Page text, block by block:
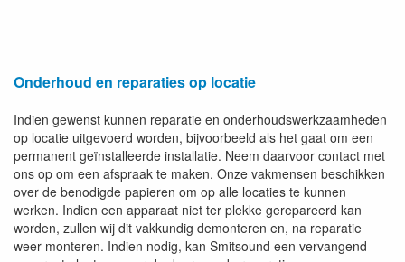
Onderhoud en reparaties op locatie
Indien gewenst kunnen reparatie en onderhoudswerkzaamheden
op locatie uitgevoerd worden, bijvoorbeeld als het gaat om een
permanent geïnstalleerde installatie. Neem daarvoor contact met
ons op om een afspraak te maken. Onze vakmensen beschikken
over de benodigde papieren om op alle locaties te kunnen
werken. Indien een apparaat niet ter plekke gerepareerd kan
worden, zullen wij dit vakkundig demonteren en, na reparatie
weer monteren. Indien nodig, kan Smitsound een vervangend